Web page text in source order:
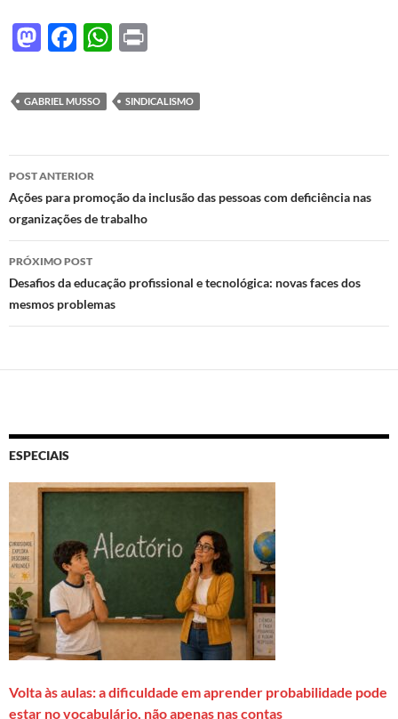
M
to
d
o
n
F
e
b
o
o
k
W
at
s
A
p
nt
GABRIEL MUSSO SINDICALISMO
Navegação
de
posts
POST ANTERIOR
Ações para promoção da inclusão das pessoas com deficiência nas
organizações de trabalho
PRÓXIMO POST
Desafios da educação profissional e tecnológica: novas faces dos
mesmos problemas
ESPECIAIS
Volta às aulas: a dificuldade em aprender probabilidade pode
estar no vocabulário, não apenas nas contas